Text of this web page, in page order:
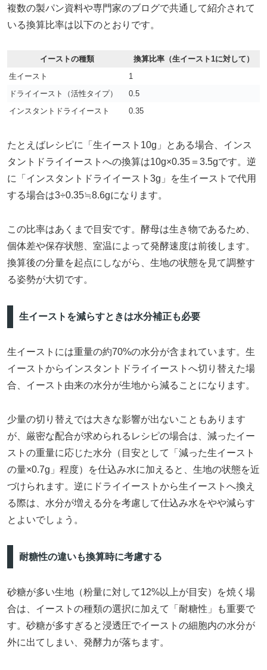
複数の製パン資料や専門家のブログで共通して紹介されて
いる換算比率は以下のとおりです。
イーストの種類
換算比率（生イースト1に対して）
生イースト
1
ドライイースト（活性タイプ）
0.5
インスタントドライイースト
0.35
たとえばレシピに「生イースト10g」とある場合、インス
タントドライイーストへの換算は10g×0.35＝3.5gです。逆
に「インスタントドライイースト3g」を生イーストで代用
する場合は3÷0.35≒8.6gになります。
この比率はあくまで目安です。酵母は生き物であるため、
個体差や保存状態、室温によって発酵速度は前後します。
換算後の分量を起点にしながら、生地の状態を見て調整す
る姿勢が大切です。
生イーストを減らすときは水分補正も必要
生イーストには重量の約70%の水分が含まれています。生
イーストからインスタントドライイーストへ切り替えた場
合、イースト由来の水分が生地から減ることになります。
少量の切り替えでは大きな影響が出ないこともあります
が、厳密な配合が求められるレシピの場合は、減ったイー
ストの重量に応じた水分（目安として「減った生イースト
の量×0.7g」程度）を仕込み水に加えると、生地の状態を近
づけられます。逆にドライイーストから生イーストへ換え
る際は、水分が増える分を考慮して仕込み水をやや減らす
とよいでしょう。
耐糖性の違いも換算時に考慮する
砂糖が多い生地（粉量に対して12%以上が目安）を焼く場
合は、イーストの種類の選択に加えて「耐糖性」も重要で
す。砂糖が多すぎると浸透圧でイーストの細胞内の水分が
外に出てしまい、発酵力が落ちます。